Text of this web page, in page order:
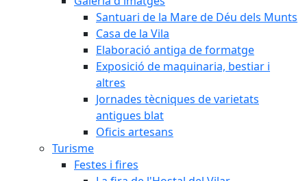
Santuari de la Mare de Déu dels Munts
Casa de la Vila
Elaboració antiga de formatge
Exposició de maquinaria, bestiar i
altres
Jornades tècniques de varietats
antigues blat
Oficis artesans
Turisme
Festes i fires